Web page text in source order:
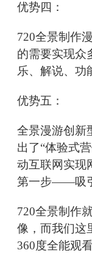
优势四：
720全景制作
的需要实现众
乐、解说、功
优势五：
全景漫游创新
出了“体验式
动互联网实现
第一步——吸
720全景制作
像，而我们这
360度全能观